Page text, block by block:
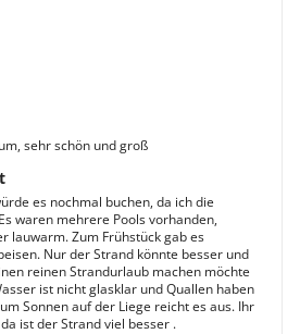
sehr schön und groß
es nochmal buchen, da ich die
waren mehrere Pools vorhanden,
lauwarm. Zum Frühstück gab es
Nur der Strand könnte besser und
reinen Strandurlaub machen möchte
ist nicht glasklar und Quallen haben
Sonnen auf der Liege reicht es aus. Ihr
ist der Strand viel besser .